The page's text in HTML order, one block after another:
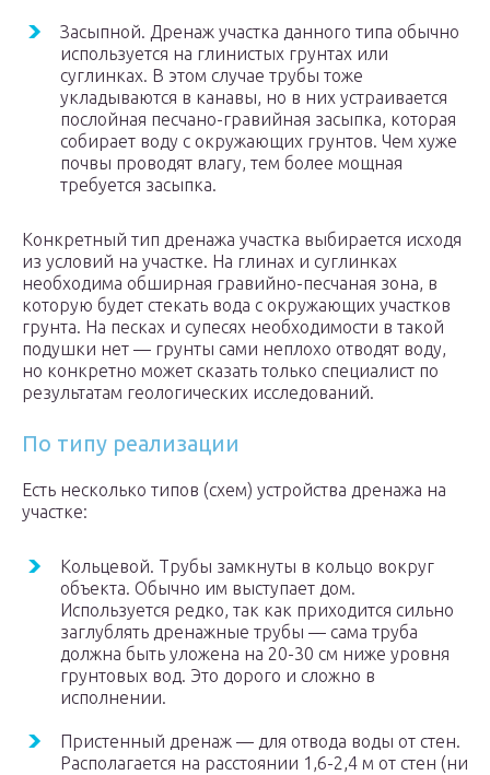
Засыпной. Дренаж участка данного типа обычно
используется на глинистых грунтах или
суглинках. В этом случае трубы тоже
укладываются в канавы, но в них устраивается
послойная песчано-гравийная засыпка, которая
собирает воду с окружающих грунтов. Чем хуже
почвы проводят влагу, тем более мощная
требуется засыпка.
Конкретный тип дренажа участка выбирается исходя
из условий на участке. На глинах и суглинках
необходима обширная гравийно-песчаная зона, в
которую будет стекать вода с окружающих участков
грунта. На песках и супесях необходимости в такой
подушки нет — грунты сами неплохо отводят воду,
но конкретно может сказать только специалист по
результатам геологических исследований.
По типу реализации
Есть несколько типов (схем) устройства дренажа на
участке:
Кольцевой. Трубы замкнуты в кольцо вокруг
объекта. Обычно им выступает дом.
Используется редко, так как приходится сильно
заглублять дренажные трубы — сама труба
должна быть уложена на 20-30 см ниже уровня
грунтовых вод. Это дорого и сложно в
исполнении.
Пристенный дренаж — для отвода воды от стен.
Располагается на расстоянии 1,6-2,4 м от стен (ни